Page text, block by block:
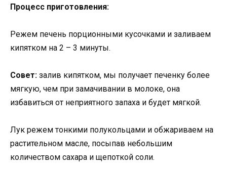
Процесс приготовления:
Режем печень порционными кусочками и заливаем
кипятком на 2 – 3 минуты.
Совет: залив кипятком, мы получает печенку более
мягкую, чем при замачивании в молоке, она
избавиться от неприятного запаха и будет мягкой.
Лук режем тонкими полукольцами и обжариваем на
растительном масле, посыпав небольшим
количеством сахара и щепоткой соли.